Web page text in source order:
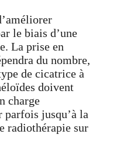
le biais d’une
La prise en
du nombre,
de cicatrice à
doivent
charge
jusqu’à la
radiothérapie sur